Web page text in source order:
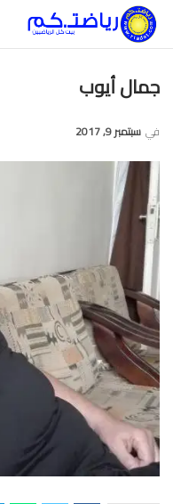
جمال أيوب
في سبتمبر 9, 2017